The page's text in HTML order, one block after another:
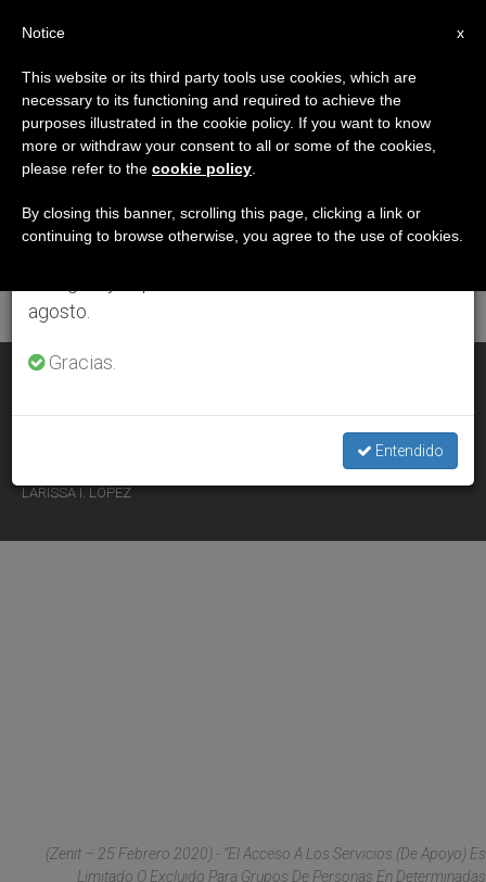
ETIQUETA
Posts Tagged
‘reformas’
ÚLTIMAS NOTICIAS
Cáritas Europa: Más apoyo a los vulnerables para combatir la
LARISSA I. LÓPEZ
(Zenit – 25 Febrero 2020).- “El Acceso A Los Servicios (de Apoyo) Es
Limitado O Excluido Para Grupos De Personas En Determinadas
×
Aviso importante
Del 27 de julio al 7 de agosto haremos la pausa
anual, aprovechando que en el periodo de verano
se generan menos informaciones y también el
agosto.
Gracias.
Entendido
x
Notice
This website or its third party tools use cookies, which are
necessary to its functioning and required to achieve the
purposes illustrated in the cookie policy. If you want to know
more or withdraw your consent to all or some of the cookies,
please refer to the cookie policy
By closing this banner, scrolling this page, clicking a link or
continuing to browse otherwise, you agree to the use of cookies.